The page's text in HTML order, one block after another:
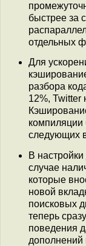
быстрее за
отдельных
Для
разбора
12%, Twitter
компиляции
следующих
В
случае
которые
новой
поисковых
теперь
поведения
дополнений